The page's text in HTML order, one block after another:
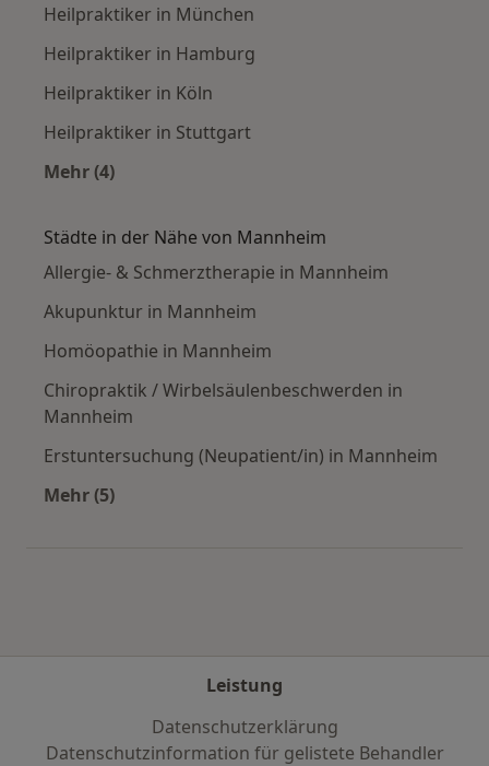
Heilpraktiker in München
Heilpraktiker in Hamburg
Heilpraktiker in Köln
Heilpraktiker in Stuttgart
Mehr (4)
Städte in der Nähe von Mannheim
Allergie- & Schmerztherapie in Mannheim
Akupunktur in Mannheim
Homöopathie in Mannheim
Chiropraktik / Wirbelsäulenbeschwerden in
Mannheim
Erstuntersuchung (Neupatient/in) in Mannheim
Mehr (5)
Leistung
Datenschutzerklärung
Datenschutzinformation für gelistete Behandler